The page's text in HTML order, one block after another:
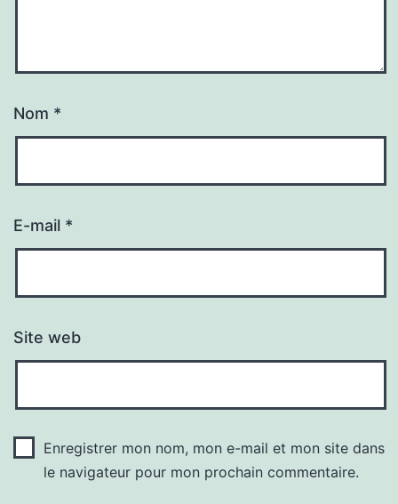
Nom *
E-mail *
Site web
Enregistrer mon nom, mon e-mail et mon site dans
le navigateur pour mon prochain commentaire.